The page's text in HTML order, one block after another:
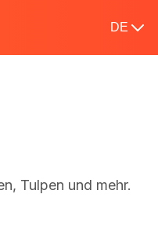
DE
Tulpen und mehr.